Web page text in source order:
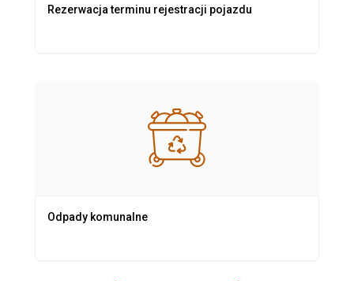
Rezerwacja terminu rejestracji pojazdu
Odpady komunalne